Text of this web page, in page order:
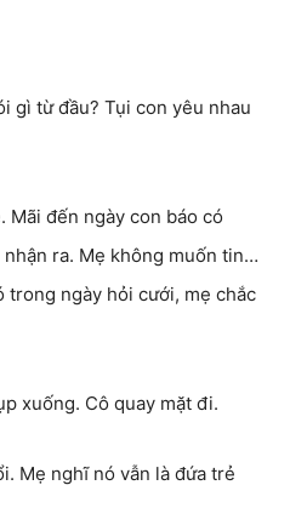
gì từ đầu? Tụi con yêu nhau
Mãi đến ngày con báo có
ra. Mẹ không muốn tin…
trong ngày hỏi cưới, mẹ chắc
xuống. Cô quay mặt đi.
Mẹ nghĩ nó vẫn là đứa trẻ